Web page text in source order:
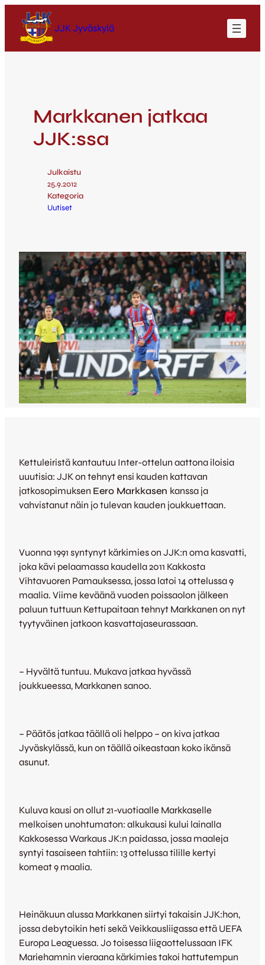
JJK Jyväskylä
Markkanen jatkaa
JJK:ssa
Julkaistu
25.9.2012
Kategoria
Uutiset
Kettuleiristä kantautuu Inter-ottelun aattona iloisia
uuutisia: JJK on tehnyt ensi kauden kattavan
jatkosopimuksen Eero Markkasen kanssa ja
vahvistanut näin jo tulevan kauden joukkuettaan.
Vuonna 1991 syntynyt kärkimies on JJK:n oma kasvatti,
joka kävi pelaamassa kaudella 2011 Kakkosta
Vihtavuoren Pamauksessa, jossa latoi 14 ottelussa 9
maalia. Viime keväänä vuoden poissaolon jälkeen
paluun tuttuun Kettupaitaan tehnyt Markkanen on nyt
tyytyväinen jatkoon kasvattajaseurassaan.
– Hyvältä tuntuu. Mukava jatkaa hyvässä
joukkueessa, Markkanen sanoo.
– Päätös jatkaa täällä oli helppo – on kiva jatkaa
Jyväskylässä, kun on täällä oikeastaan koko ikänsä
asunut.
Kuluva kausi on ollut 21-vuotiaalle Markkaselle
melkoisen unohtumaton: alkukausi kului lainalla
Kakkosessa Warkaus JK:n paidassa, jossa maaleja
syntyi tasaiseen tahtiin: 13 ottelussa tilille kertyi
komeat 9 maalia.
Heinäkuun alussa Markkanen siirtyi takaisin JJK:hon,
jossa debytoikin heti sekä Veikkausliigassa että UEFA
Europa Leaguessa. Jo toisessa liigaottelussaan IFK
Mariehamnin vieraana kärkimies takoi hattutempun